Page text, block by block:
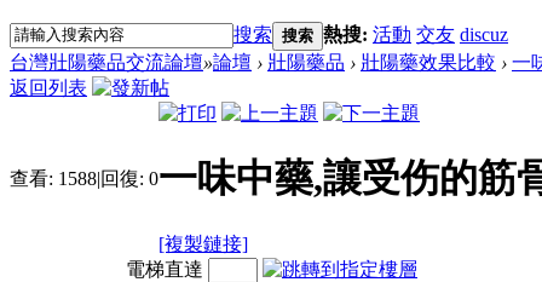
搜索 搜索 熱搜: 活動 交友 discuz
台灣壯陽藥品交流論壇»論壇 › 壯陽藥品 › 壯陽藥效果比較 › 一
返回列表
查看: 1588|回復: 0一味中藥,讓受伤的筋
[複製鏈接]
電梯直達